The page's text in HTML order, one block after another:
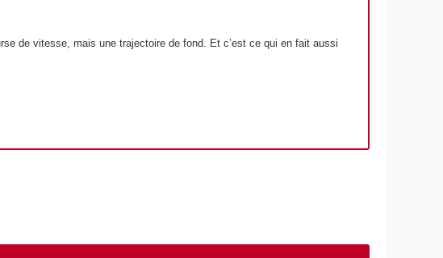
de vitesse, mais une trajectoire de fond. Et c’est ce qui en fait aussi